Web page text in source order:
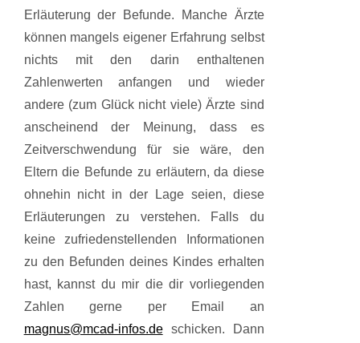
Erläuterung der Befunde. Manche Ärzte
können mangels eigener Erfahrung selbst
nichts mit den darin enthaltenen
Zahlenwerten anfangen und wieder
andere (zum Glück nicht viele) Ärzte sind
anscheinend der Meinung, dass es
Zeitverschwendung für sie wäre, den
Eltern die Befunde zu erläutern, da diese
ohnehin nicht in der Lage seien, diese
Erläuterungen zu verstehen. Falls du
keine zufriedenstellenden Informationen
zu den Befunden deines Kindes erhalten
hast, kannst du mir die dir vorliegenden
Zahlen gerne per Email an
magnus@mcad-infos.deschicken. Dann